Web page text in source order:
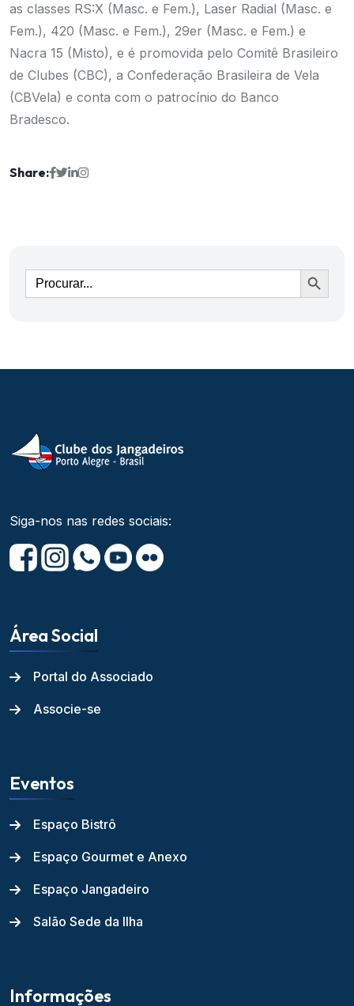
as classes RS:X (Masc. e Fem.), Laser Radial (Masc. e
Fem.), 420 (Masc. e Fem.), 29er (Masc. e Fem.) e
Nacra 15 (Misto), e é promovida pelo Comitê Brasileiro
de Clubes (CBC), a Confederação Brasileira de Vela
(CBVela) e conta com o patrocínio do Banco
Bradesco.
Share:
Ir
Siga-nos nas redes sociais:
Área Social
Portal do Associado
Associe-se
Eventos
Espaço Bistrô
Espaço Gourmet e Anexo
Espaço Jangadeiro
Salão Sede da Ilha
Informações